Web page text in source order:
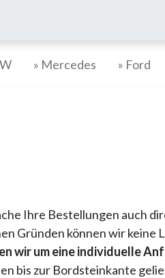
» Mercedes » Ford
Ihre Bestellungen auch
Gründen können wir
wir um eine individuelle
bis zur Bordsteinkante